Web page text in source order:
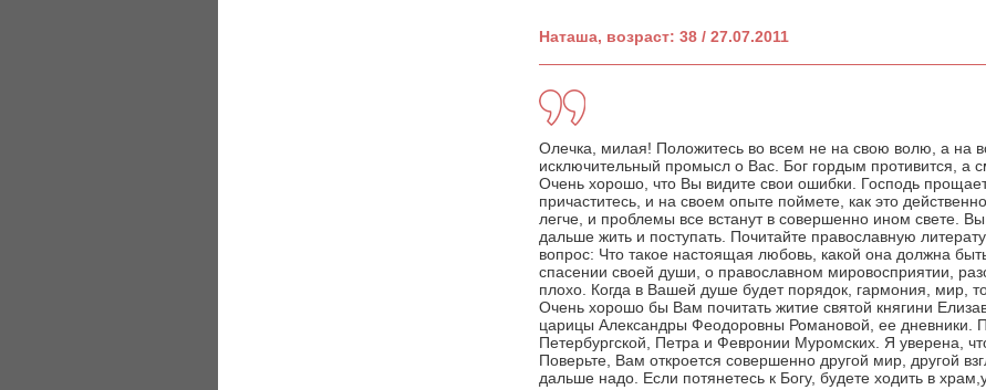
Наташа, возраст: 38 / 27.07.2011
Олечка, милая! Положитесь во всем не на свою волю, а на
исключительный промысл о Вас. Бог гордым противится, а
Очень хорошо, что Вы видите свои ошибки. Господь
причаститесь, и на своем опыте поймете, как это
легче, и проблемы все встанут в совершенно ином свете.
дальше жить и поступать. Почитайте православную
вопрос: Что такое настоящая любовь, какой она должна
спасении своей души, о православном мировосприятии,
плохо. Когда в Вашей душе будет порядок, гармония, мир,
Очень хорошо бы Вам почитать житие святой княгини
царицы Александры Феодоровны Романовой, ее дневники.
Петербургской, Петра и Февронии Муромских. Я уверена,
Поверьте, Вам откроется совершенно другой мир, другой
дальше надо. Если потянетесь к Богу, будете ходить в